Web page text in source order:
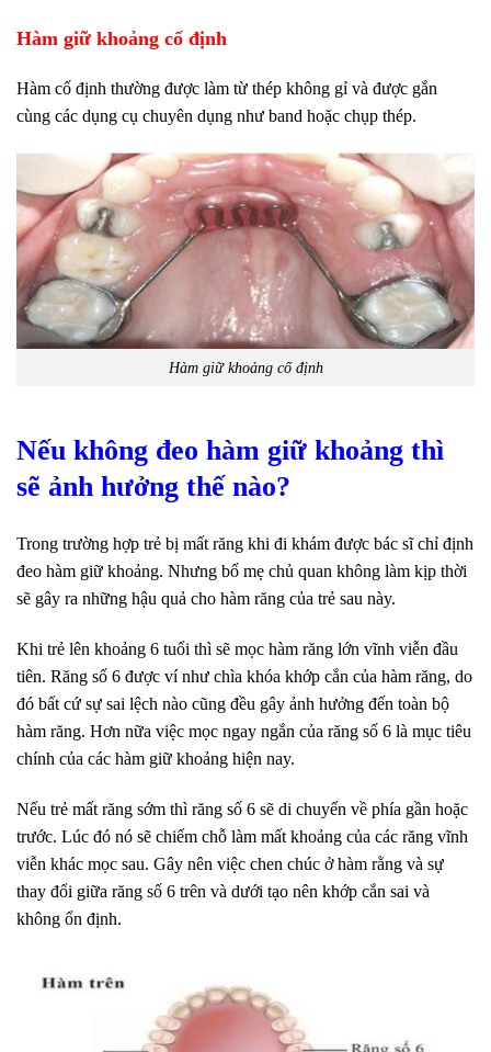
Hàm giữ khoảng cố định
Hàm cố định thường được làm từ thép không gỉ và được gắn
cùng các dụng cụ chuyên dụng như band hoặc chụp thép.
Hàm giữ khoảng cố định
Nếu không đeo hàm giữ khoảng thì
sẽ ảnh hưởng thế nào?
Trong trường hợp trẻ bị mất răng khi đi khám được bác sĩ chỉ định
đeo hàm giữ khoảng. Nhưng bố mẹ chủ quan không làm kịp thời
sẽ gây ra những hậu quả cho hàm răng của trẻ sau này.
Khi trẻ lên khoảng 6 tuổi thì sẽ mọc hàm răng lớn vĩnh viễn đầu
tiên. Răng số 6 được ví như chìa khóa khớp cắn của hàm răng, do
đó bất cứ sự sai lệch nào cũng đều gây ảnh hưởng đến toàn bộ
hàm răng. Hơn nữa việc mọc ngay ngắn của răng số 6 là mục tiêu
chính của các hàm giữ khoảng hiện nay.
Nếu trẻ mất răng sớm thì răng số 6 sẽ di chuyển về phía gần hoặc
trước. Lúc đó nó sẽ chiếm chỗ làm mất khoảng của các răng vĩnh
viễn khác mọc sau. Gây nên việc chen chúc ở hàm rằng và sự
thay đổi giữa răng số 6 trên và dưới tạo nên khớp cắn sai và
không ổn định.